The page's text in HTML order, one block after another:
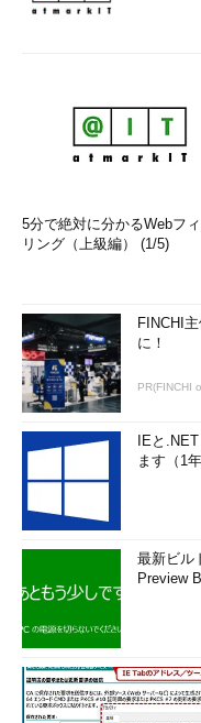
5分で絶対に分かるWebフ
リング（上級編） (1/5)
FINCHI
に！
PR(FINCHI
IEと
ます（1
最新ビル
Preview